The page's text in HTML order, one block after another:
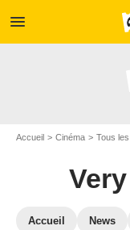
menu
Accueil Cinéma Tous
Accueil News